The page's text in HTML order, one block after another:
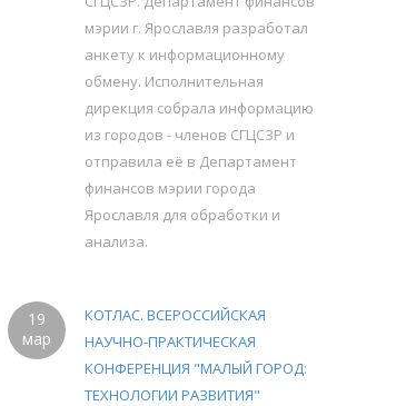
мэрии г. Ярославля разработал
анкету к информационному
обмену. Исполнительная
дирекция собрала информацию
из городов - членов СГЦСЗР и
отправила её в Департамент
финансов мэрии города
Ярославля для обработки и
анализа.
19
мар
КОТЛАС. ВСЕРОССИЙСКАЯ
НАУЧНО-ПРАКТИЧЕСКАЯ
КОНФЕРЕНЦИЯ "МАЛЫЙ ГОРОД:
ТЕХНОЛОГИИ РАЗВИТИЯ"